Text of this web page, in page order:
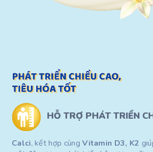
HỖ TRỢ PHÁT TRIỂN
Calci, kết hợp cùngVitamin D3, K2